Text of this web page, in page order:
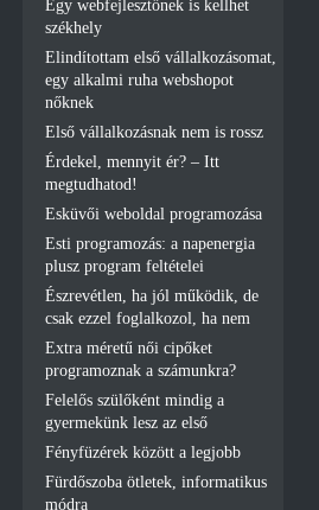
Egy webfejlesztőnek is kellhet
székhely
Elindítottam első vállalkozásomat,
egy alkalmi ruha webshopot
nőknek
Első vállalkozásnak nem is rossz
Érdekel, mennyit ér? – Itt
megtudhatod!
Esküvői weboldal programozása
Esti programozás: a napenergia
plusz program feltételei
Észrevétlen, ha jól működik, de
csak ezzel foglalkozol, ha nem
Extra méretű női cipőket
programoznak a számunkra?
Felelős szülőként mindig a
gyermekünk lesz az első
Fényfüzérek között a legjobb
Fürdőszoba ötletek, informatikus
módra